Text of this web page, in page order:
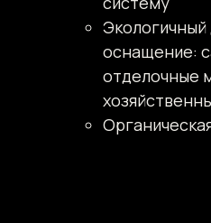
Экологичный
оснащение:
отделочные